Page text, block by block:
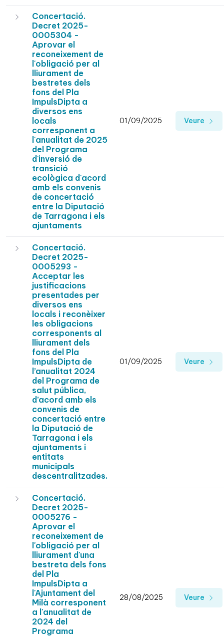
Concertació.
Decret 2025-
0005304 -
Aprovar el
reconeixement de
l'obligació per al
lliurament de
bestretes dels
fons del Pla
ImpulsDipta a
diversos ens
locals
corresponent a
l'anualitat de 2025
del Programa
d'inversió de
transició
ecològica d'acord
amb els convenis
de concertació
entre la Diputació
de Tarragona i els
ajuntaments
01/09/2025 Veure
Concertació.
Decret 2025-
0005293 -
Acceptar les
justificacions
presentades per
diversos ens
locals i reconèixer
les obligacions
corresponents al
lliurament dels
fons del Pla
ImpulsDipta de
l’anualitat 2024
del Programa de
salut pública,
d’acord amb els
convenis de
concertació entre
la Diputació de
Tarragona i els
ajuntaments i
entitats
municipals
descentralitzades.
01/09/2025 Veure
Concertació.
Decret 2025-
0005276 -
Aprovar el
reconeixement de
l'obligació per al
lliurament d'una
bestreta dels fons
del Pla
ImpulsDipta a
l'Ajuntament del
Milà corresponent
a l'anualitat de
2024 del
Programa
28/08/2025 Veure